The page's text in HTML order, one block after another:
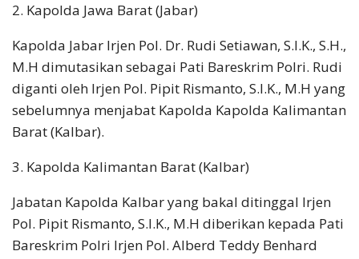
2. Kapolda Jawa Barat (Jabar)
Kapolda Jabar Irjen Pol. Dr. Rudi Setiawan, S.I.K., S.H.,
M.H dimutasikan sebagai Pati Bareskrim Polri. Rudi
diganti oleh Irjen Pol. Pipit Rismanto, S.I.K., M.H yang
sebelumnya menjabat Kapolda Kapolda Kalimantan
Barat (Kalbar).
3. Kapolda Kalimantan Barat (Kalbar)
Jabatan Kapolda Kalbar yang bakal ditinggal Irjen
Pol. Pipit Rismanto, S.I.K., M.H diberikan kepada Pati
Bareskrim Polri Irjen Pol. Alberd Teddy Benhard